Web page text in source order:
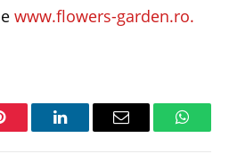
www.flowers-garden.ro.
LinkedInEmail